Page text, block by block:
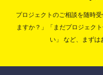
プロジェクトのご相談を随時受
ますか？」「まだプロジェク
い」
など、まずは